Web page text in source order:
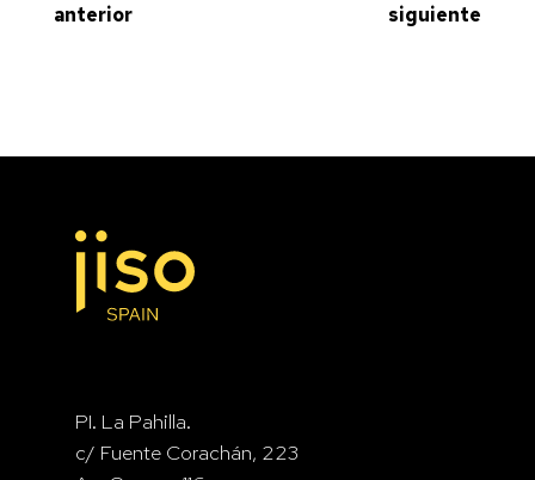
anterior
siguiente
PI. La Pahilla.
c/ Fuente Corachán, 223